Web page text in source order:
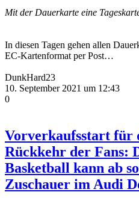
Mit der Dauerkarte eine
In diesen Tagen gehen allen
EC-Kartenformat per Post…
DunkHard23
10. September 2021 um 12:43
0
Vorverkaufsstart für
Rückkehr der Fans:
Basketball kann ab
Zuschauer im Audi